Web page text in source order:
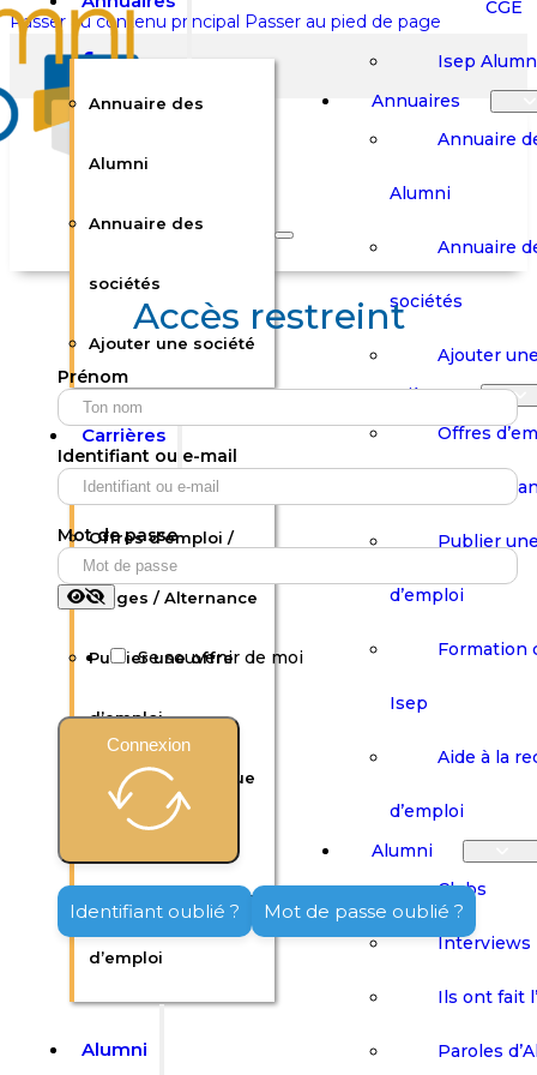
Passer au contenu principal Passer au pied de page
Rechercher sur le site
Rechercher
Votre panier est vide.
Boutique
Panier
Boutique
Annuaire des
Alumni
Annuaire des
sociétés
Ajouter une société
Carrières
Offres d’emploi /
Stages / Alternance
Publier une offre
d’emploi
Formation continue
Aide à la recherche
d’emploi
Alumni
CGE
Isep
Annuaires
Annuaire
Alumni
Annuaire
sociétés
Ajouter
Carrières
Offres
Stages /
Publier
d’emploi
Formation
Isep
Aide à la
d’emploi
Alumni
Clubs
Interviews
Ils ont fait
Paroles
Accès restreint
Prénom
Identifiant ou e-mail
Mot de passe
Se souvenir de moi
Connexion
Identifiant oublié ? Mot de passe oublié ?